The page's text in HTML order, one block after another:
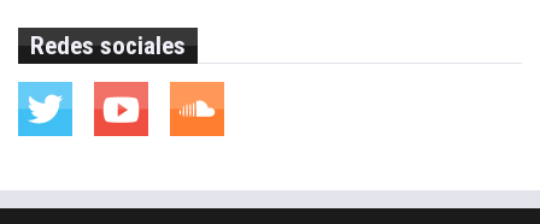
Redes sociales